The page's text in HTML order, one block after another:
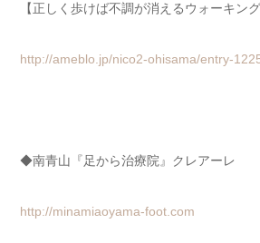
【正しく歩けば不調が消えるウォーキン
http://ameblo.jp/nico2-ohisama/entry-
◆南青山『足から治療院』クレアーレ
http://minamiaoyama-foot.com